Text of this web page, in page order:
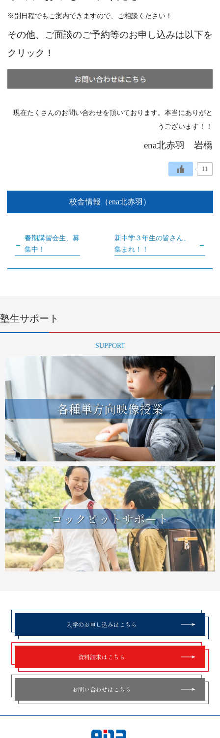
※別日程でもご案内できますので、ご相談ください！
その他、ご面談のご予約等のお申し込みは以下を
クリック！
現在たくさんのお問い合わせを頂いております。本当にありがと
うございます！！
ena北赤羽 岩橋
11
校舎情報（ena北赤羽）
春期講習会生、募
集中！
新中学３年生の皆さん、
集まれ！！
塾生サポート
SUPPORT
各種単方向映像授業
コックピットサポート
入学のお申し込みはこちら
資料請求はこちら
お問い合わせはこちら